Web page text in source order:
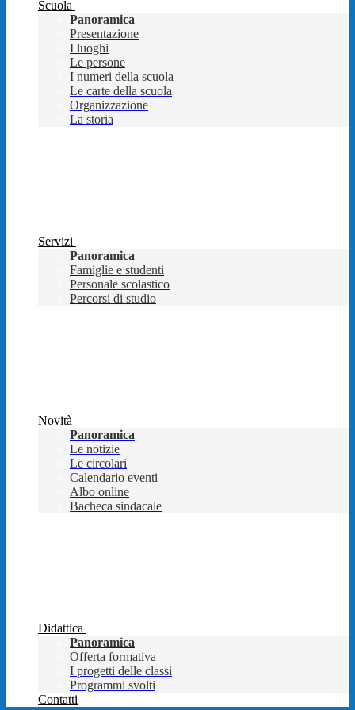
Scuola
Panoramica
Presentazione
I luoghi
Le persone
I numeri della scuola
Le carte della scuola
Organizzazione
La storia
Servizi
Panoramica
Famiglie e studenti
Personale scolastico
Percorsi di studio
Novità
Panoramica
Le notizie
Le circolari
Calendario eventi
Albo online
Bacheca sindacale
Didattica
Panoramica
Offerta formativa
I progetti delle classi
Programmi svolti
Contatti